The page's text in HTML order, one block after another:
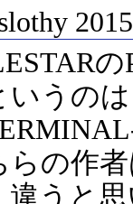
いうの
らの作
違うと